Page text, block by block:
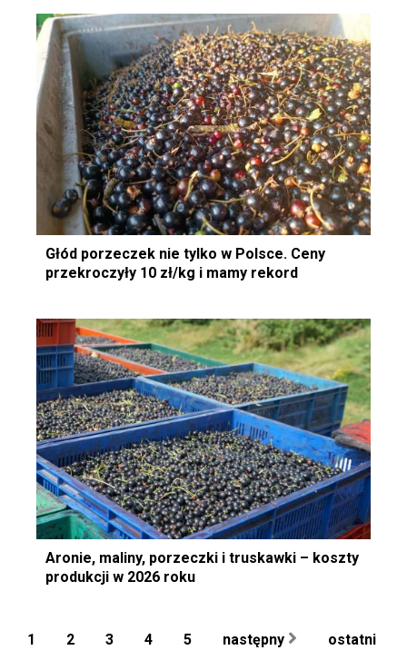
Głód porzeczek nie tylko w Polsce. Ceny
przekroczyły 10 zł/kg i mamy rekord
Aronie, maliny, porzeczki i truskawki – koszty
produkcji w 2026 roku
1 2 3 4 5 następny ostatni